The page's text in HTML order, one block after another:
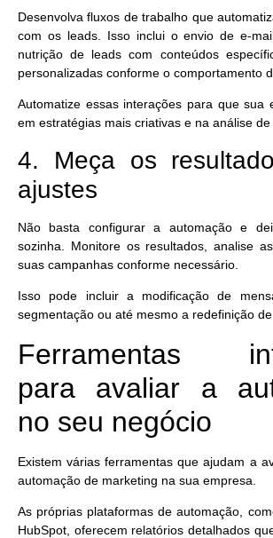
Desenvolva fluxos de trabalho que
com os leads. Isso inclui o envio de e-
nutrição de leads com conteúdos
personalizadas conforme o comportamento
Automatize essas interações para que sua
em estratégias mais criativas e na análise
4. Meça os
ajustes
Não basta configurar a automação e
sozinha. Monitore os resultados, analise
suas campanhas conforme necessário.
Isso pode incluir a modificação de
segmentação ou até mesmo a redefinição de
Ferramentas
para avaliar a
no seu negócio
Existem várias ferramentas que ajudam a
automação de marketing na sua empresa.
As próprias plataformas de automação,
HubSpot, oferecem relatórios detalhados